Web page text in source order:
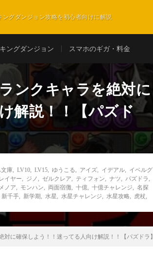
ングダンジョン攻略を初心者向けに解説
ングダンジョン スマホのギガ・料金
ンクキャラを絶対に
解説！！【パズド
庫 LV10 LV15 ゆうこる アイズ イデアル
イベルグ
イヤー ジノ ゼルクレア ティフォン ナツ パズドラ
メノア モンハン 両面宿儺 十億 十億チャレンジ
名探
新千手 新学期 水星 水星チャレンジ 水星攻略 虎杖
に確保しよう！！迷ってる人向け解説！！【パズドラ】